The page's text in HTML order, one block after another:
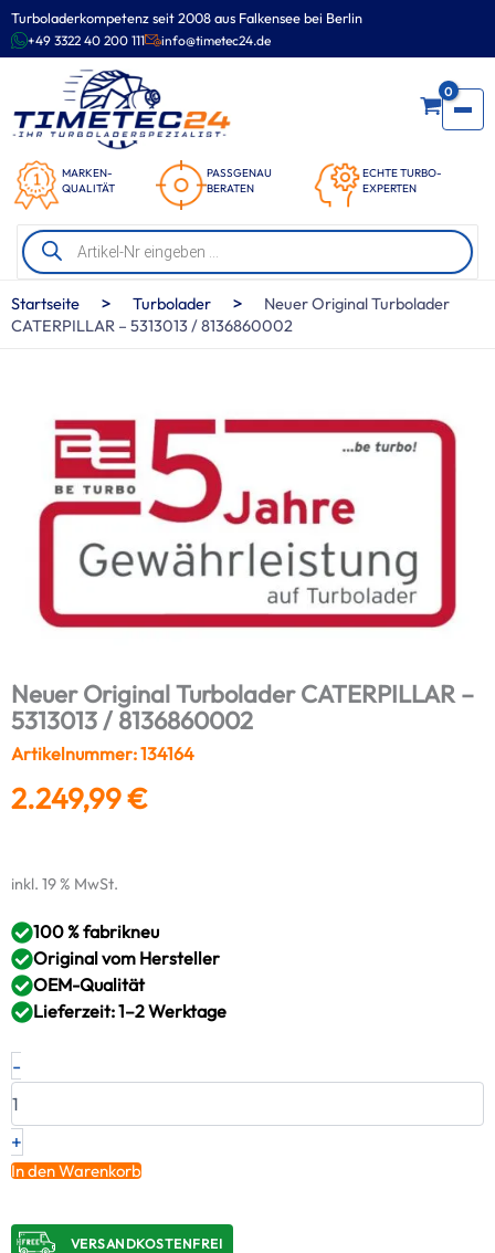
Turboladerkompetenz seit 2008 aus Falkensee bei Berlin
+49 3322 40 200 111 info@timetec24.de
MARKEN-
QUALITÄT
PASSGENAU
BERATEN
ECHTE TURBO-
EXPERTEN
0
Products
search
Zum
Inhalt
springen
Startseite > Turbolader >
Neuer Original Turbolader
CATERPILLAR – 5313013 / 8136860002
Neuer Original Turbolader CATERPILLAR –
5313013 / 8136860002
Artikelnummer: 134164
2.249,99€
inkl. 19 % MwSt.
100 % fabrikneu
Original vom Hersteller
OEM-Qualität
Lieferzeit: 1–2 Werktage
-
Neuer
Original
–
5313013
/
Menge
+
In den Warenkorb
VERSANDKOSTENFREI​